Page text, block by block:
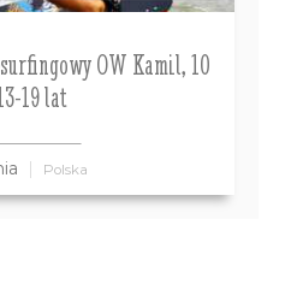
OW Kamil, 10
19 lat
Polska